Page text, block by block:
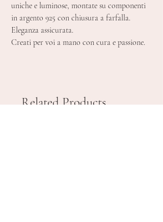
uniche e luminose, montate su componenti
in argento 925 con chiusura a farfalla.
Eleganza assicurata.
Creati per voi a mano con cura e passione.
Related Products